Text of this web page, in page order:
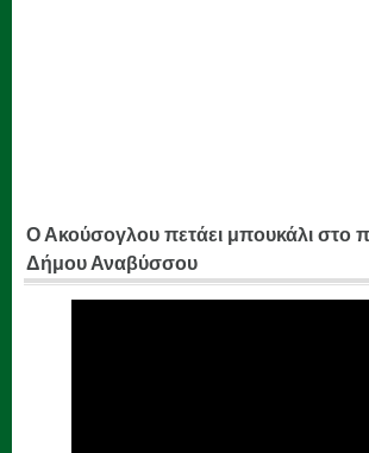
Ο Ακούσογλου πετάει μπουκάλι στο
Δήμου Αναβύσσου